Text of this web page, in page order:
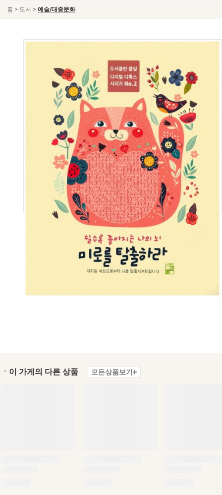
홈 > 도서 > 예술/대중문화
ㆍ이 가게의 다른 상품 모든상품보기+